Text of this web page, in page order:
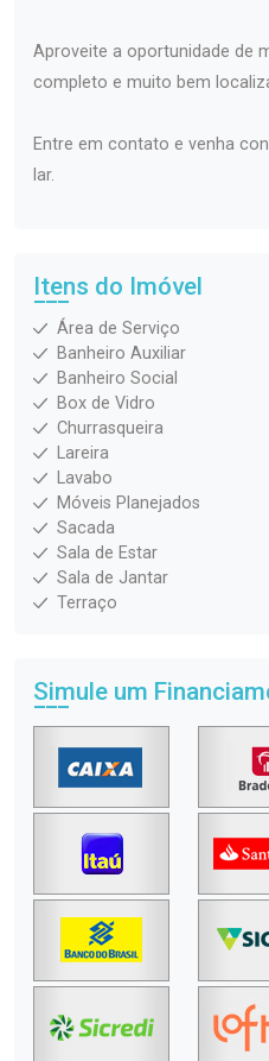
Aproveite a oportunidade de
completo e muito bem
Entre em contato e venha
lar.
Itens do Imóvel
Área de Serviço
Banheiro Auxiliar
Banheiro Social
Box de Vidro
Churrasqueira
Lareira
Lavabo
Móveis Planejados
Sacada
Sala de Estar
Sala de Jantar
Terraço
Simule um